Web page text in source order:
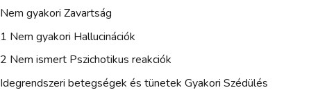
Nem gyakori Zavartság
1 Nem gyakori Hallucinációk
2 Nem ismert Pszichotikus reakciók
Idegrendszeri betegségek és tünetek Gyakori Szédülés